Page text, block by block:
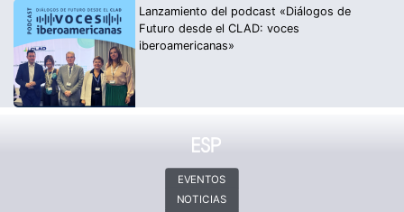
Lanzamiento del podcast «Diálogos de
Futuro desde el CLAD: voces
iberoamericanas»
EVENTOS
NOTICIAS